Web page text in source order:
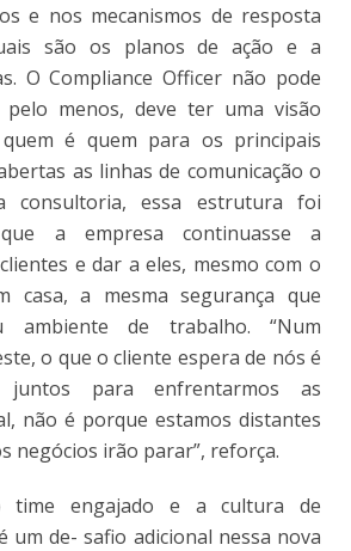
e nos mecanismos de resposta
são os planos de ação e a
O Compliance Officer não pode
menos, deve ter uma visão
é quem para os principais
as linhas de comunicação o
consultoria, essa estrutura foi
a empresa continuasse a
e dar a eles, mesmo com o
casa, a mesma segurança que
ambiente de trabalho. “Num
o que o cliente espera de nós é
juntos para enfrentarmos as
não é porque estamos distantes
negócios irão parar”, reforça.
time engajado e a cultura de
um de- safio adicional nessa nova